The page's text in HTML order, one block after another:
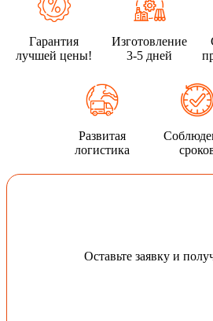
Гарантия
лучшей цены!
Изготовление
3-5 дней
Развитая
логистика
Оставьте заявку и